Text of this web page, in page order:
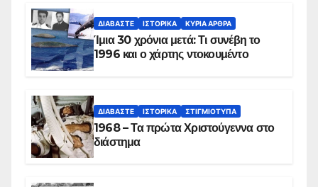
ΔΙΑΒΆΣΤΕ ΙΣΤΟΡΙΚΆ ΚΥΡΙΑ ΑΡΘΡΑ
Ίμια 30 χρόνια μετά: Τι συνέβη το
1996 και ο χάρτης ντοκουμέντο
ΔΙΑΒΆΣΤΕ ΙΣΤΟΡΙΚΆ ΣΤΙΓΜΙΌΤΥΠΑ
1968 – Τα πρώτα Χριστούγεννα στο
διάστημα